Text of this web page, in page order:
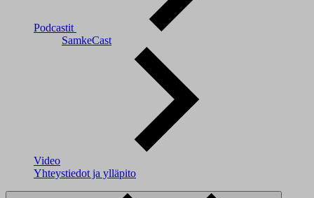
Podcastit
SamkeCast
Video
Yhteystiedot ja ylläpito